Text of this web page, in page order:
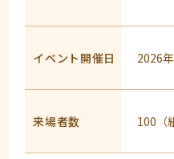
イベント開催日 2026
来場者数 100（